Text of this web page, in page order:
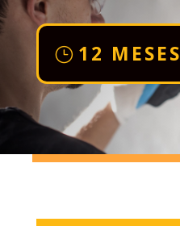
12 MESES